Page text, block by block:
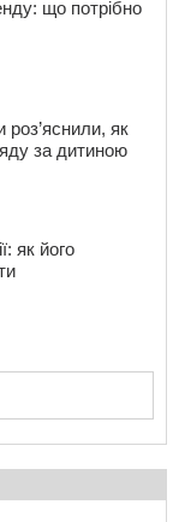
що потрібно
як
за дитиною
як його